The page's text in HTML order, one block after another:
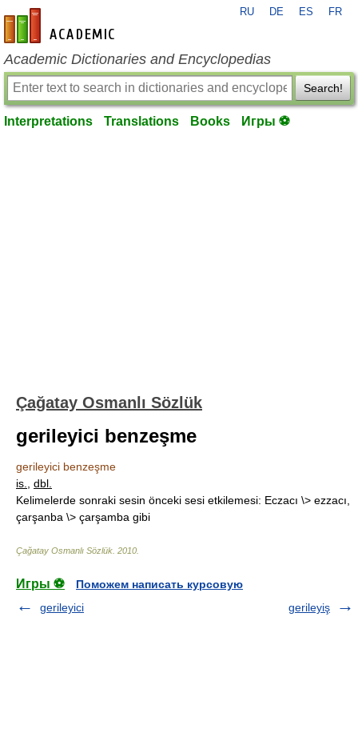
en-academic.com
RU DE ES FR
Academic Dictionaries and Encyclopedias
Search!
Interpretations Translations Books Игры ⚽
Çağatay Osmanlı Sözlük
gerileyici benzeşme
gerileyici benzeşme
is.
dbl.
Kelimelerde sonraki sesin önceki sesi etkilemesi: Eczacı \> ezzacı,
çarşanba \> çarşamba gibi
Çağatay Osmanlı Sözlük 2010
Игры ⚽
Поможем написать курсовую
gerileyici
gerileyiş